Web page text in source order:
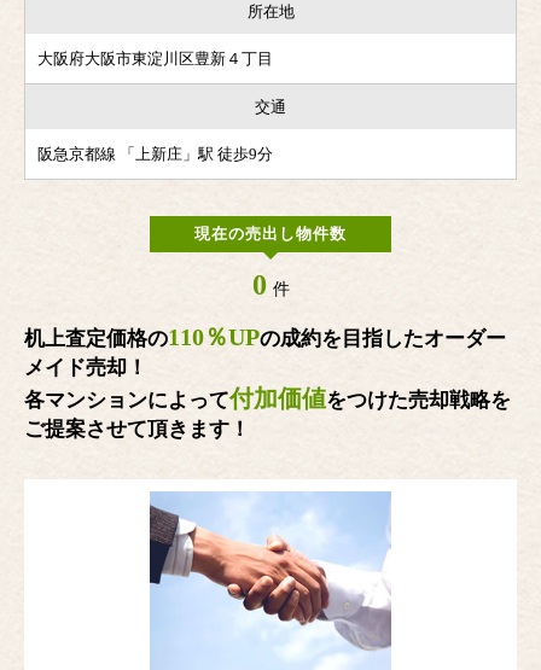
所在地
大阪府大阪市東淀川区豊新４丁目
交通
阪急京都線 「上新庄」駅 徒歩9分
現在の売出し物件数
0 件
机上査定価格の110％UPの成約を目指したオーダー
メイド売却！
各マンションによって付加価値をつけた売却戦略を
ご提案させて頂きます！